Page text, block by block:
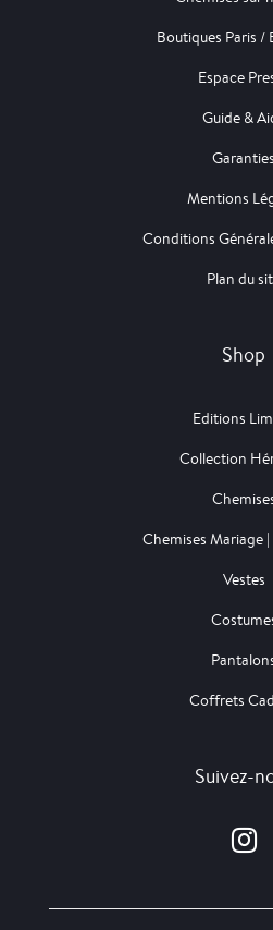
Boutiques Paris /
Espace
Guide &
Garanties
Mentions
Conditions
Plan du
Shop
Editions
Collection
Chemises Mariage
Vestes
Coffrets
Suivez-